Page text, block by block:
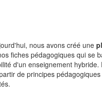
nous avons créé une
fiches pédagogiques qui se
d'un enseignement hybride.
de principes